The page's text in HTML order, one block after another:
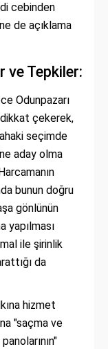
cebinden
de açıklama
ve Tepkiler:
Odunpazarı
çekerek,
seçimde
aday olma
bunun doğru
gönlünün
yapılması
ile şirinlik
da
hizmet
"saçma ve